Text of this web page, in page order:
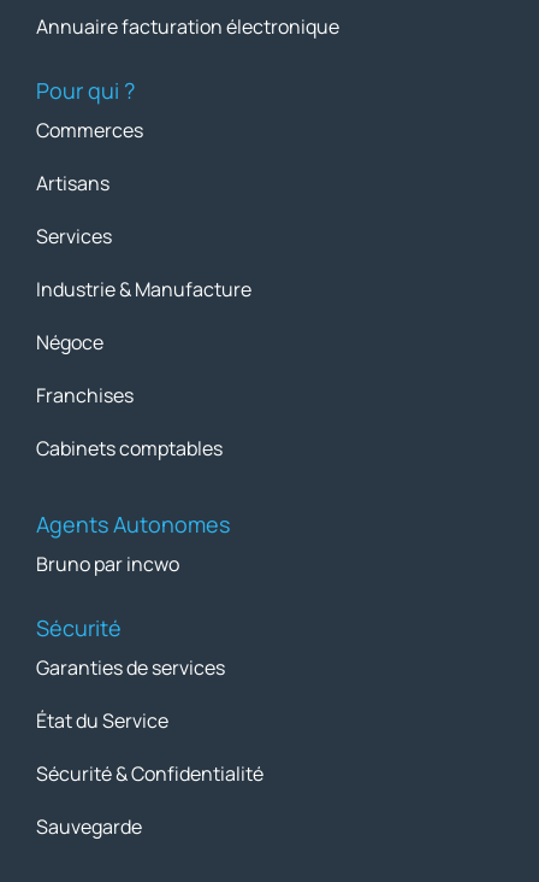
Annuaire facturation électronique
Pour qui ?
Commerces
Artisans
Services
Industrie & Manufacture
Négoce
Franchises
Cabinets comptables
Agents Autonomes
Bruno par incwo
Sécurité
Garanties de services
État du Service
Sécurité & Confidentialité
Sauvegarde